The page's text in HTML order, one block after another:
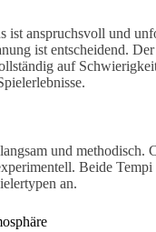
ist anspruchsvoll und
ist entscheidend.
auf
und methodisch.
Beide Tempi
an.